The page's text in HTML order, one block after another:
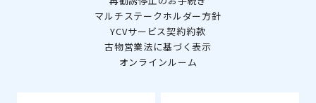
マルチステークホルダー方針
YCVサービス契約約款
古物営業法に基づく表示
オンラインルーム